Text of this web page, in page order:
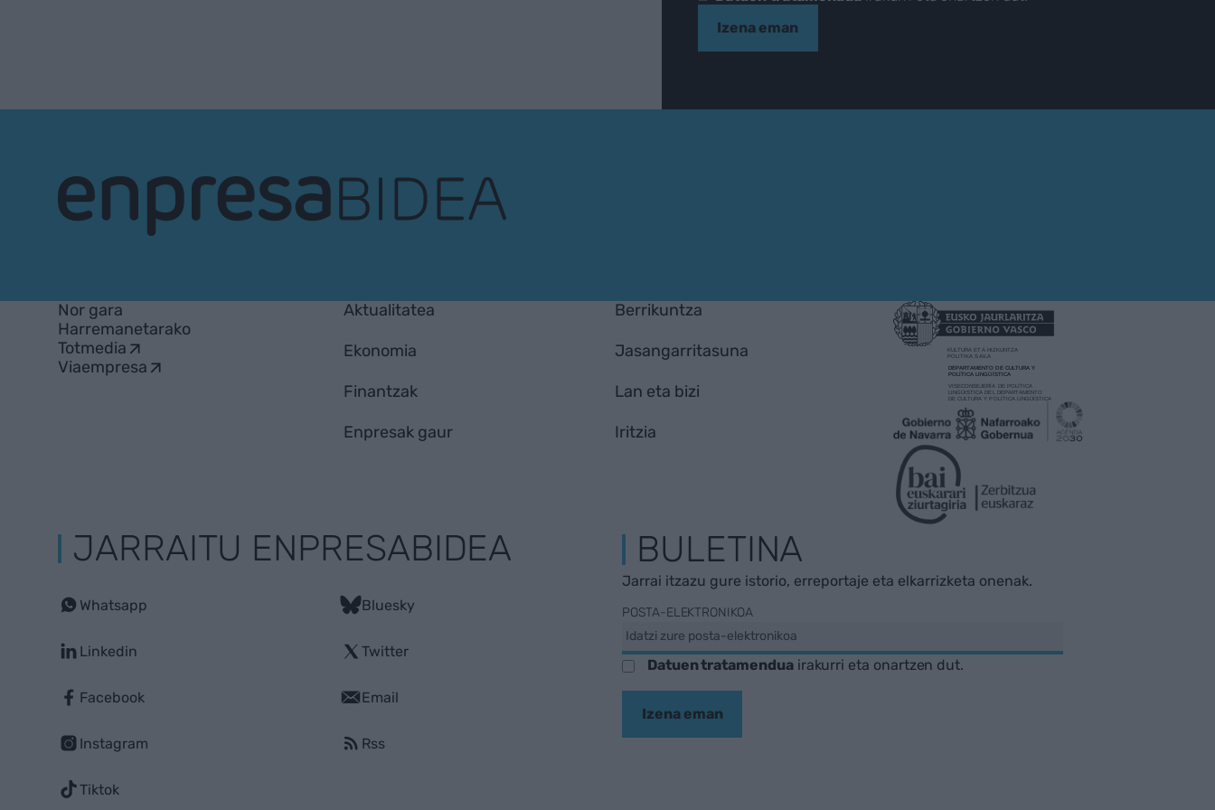
Izena eman
Nor gara
Harremanetarako
Totmedia
Viaempresa
Aktualitatea
Ekonomia
Finantzak
Enpresak gaur
Berrikuntza
Jasangarritasuna
Lan eta bizi
Iritzia
JARRAITU ENPRESABIDEA
Whatsapp
Linkedin
Facebook
Instagram
Tiktok
Bluesky
Twitter
Email
Rss
BULETINA
Jarrai itzazu gure istorio, erreportaje eta elkarrizketa onenak.
POSTA-ELEKTRONIKOA
Datuen tratamenduairakurri eta onartzen dut.
Izena eman